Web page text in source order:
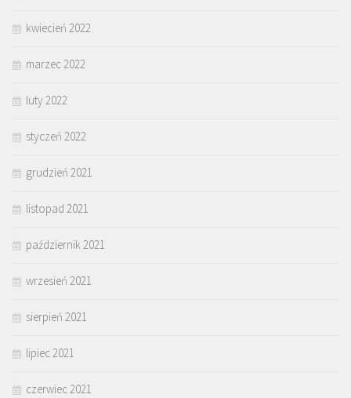
kwiecień 2022
marzec 2022
luty 2022
styczeń 2022
grudzień 2021
listopad 2021
październik 2021
wrzesień 2021
sierpień 2021
lipiec 2021
czerwiec 2021